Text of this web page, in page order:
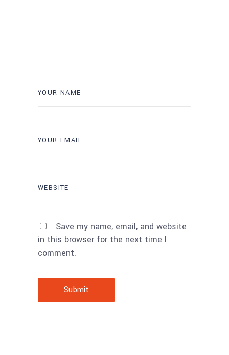
Save my name, email, and website
in this browser for the next time I
comment.
Submit